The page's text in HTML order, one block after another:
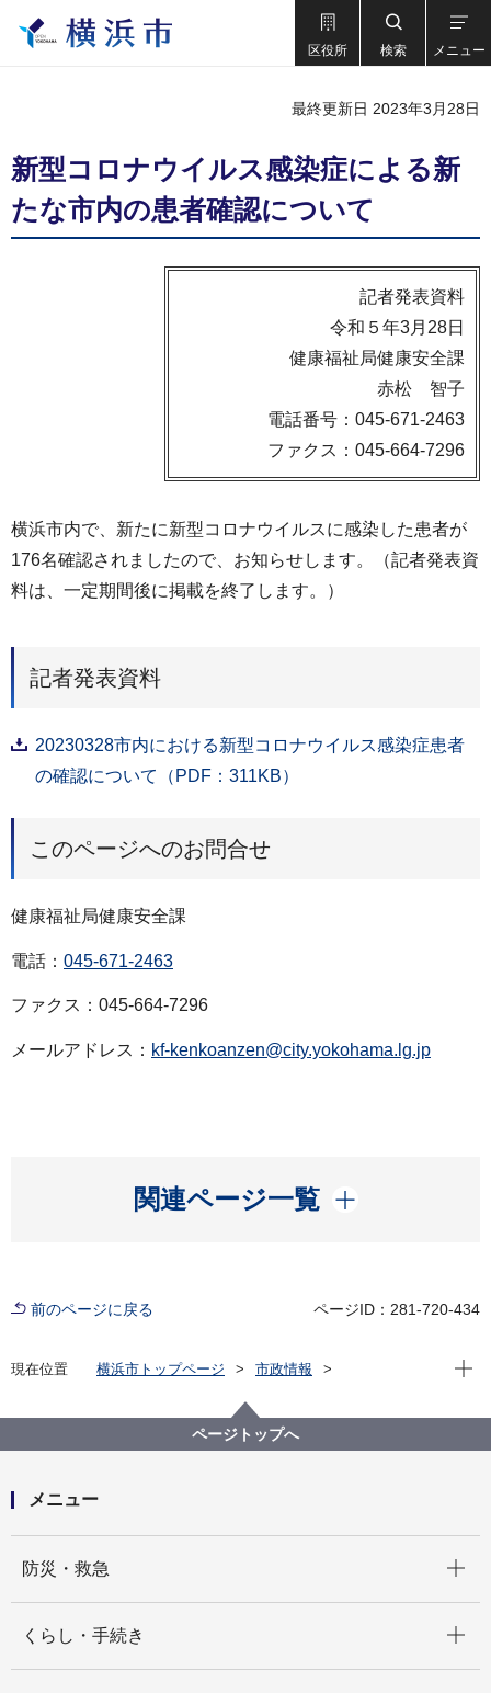
区役所 検索 メニュー
最終更新日 2023年3月28日
新型コロナウイルス感染症による新
たな市内の患者確認について
記者発表資料
令和５年3月28日
健康福祉局健康安全課
赤松 智子
電話番号：045-671-2463
ファクス：045-664-7296
横浜市内で、新たに新型コロナウイルスに感染した患者が
176名確認されましたので、お知らせします。（記者発表資
料は、一定期間後に掲載を終了します。）
記者発表資料
20230328市内における新型コロナウイルス感染症患者
の確認について（PDF：311KB）
このページへのお問合せ
健康福祉局健康安全課
電話： 045-671-2463
ファクス：045-664-7296
メールアドレス： kf-kenkoanzen@city.yokohama.lg.jp
関連ページ一覧
開く
前のページに戻る ページID：281-720-434
現在位置 横浜市トップページ
市政情報
新型コロナウイルス感染症による新たな市内の患者確
認について
現在
ページトップへ
メニュー
防災・救急
くらし・手続き